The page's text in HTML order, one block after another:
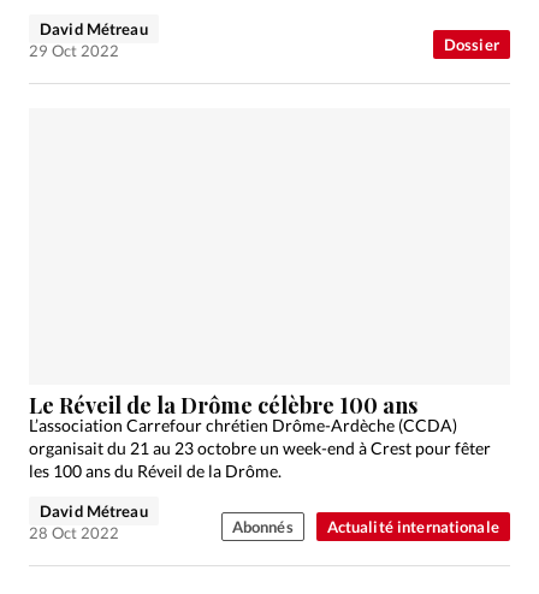
Dossier
David Métreau
29 Oct 2022
Actualité internationale
Le Réveil de la Drôme célèbre 100 ans
L’association Carrefour chrétien Drôme-Ardèche (CCDA)
organisait du 21 au 23 octobre un week-end à Crest pour fêter
les 100 ans du Réveil de la Drôme.
David Métreau
28 Oct 2022
Abonnés